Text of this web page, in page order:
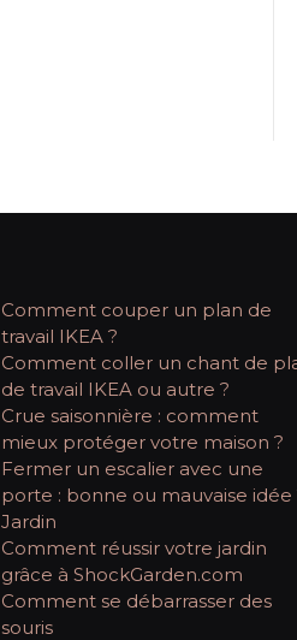
Comment couper un plan de
travail IKEA ?
Comment coller un chant de
de travail IKEA ou autre ?
Crue saisonnière : comment
mieux protéger votre maison ?
Fermer un escalier avec une
porte : bonne ou mauvaise idée
Jardin
Comment réussir votre jardin
grâce à ShockGarden.com
Comment se débarrasser des
souris